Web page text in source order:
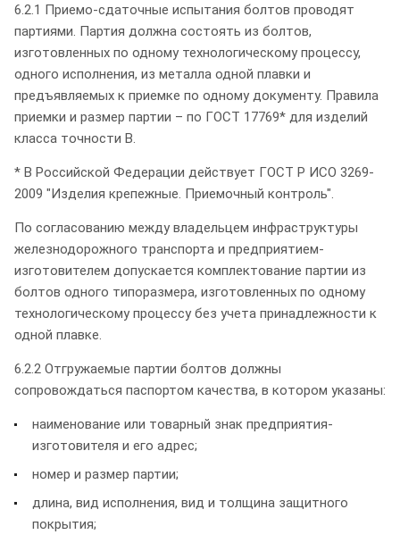
6.2.1 Приемо-сдаточные испытания болтов проводят
партиями. Партия должна состоять из болтов,
изготовленных по одному технологическому процессу,
одного исполнения, из металла одной плавки и
предъявляемых к приемке по одному документу. Правила
приемки и размер партии – по ГОСТ 17769* для изделий
класса точности В.
* В Российской Федерации действует ГОСТ Р ИСО 3269-
2009 "Изделия крепежные. Приемочный контроль".
По согласованию между владельцем инфраструктуры
железнодорожного транспорта и предприятием-
изготовителем допускается комплектование партии из
болтов одного типоразмера, изготовленных по одному
технологическому процессу без учета принадлежности к
одной плавке.
6.2.2 Отгружаемые партии болтов должны
сопровождаться паспортом качества, в котором указаны:
наименование или товарный знак предприятия-
изготовителя и его адрес;
номер и размер партии;
длина, вид исполнения, вид и толщина защитного
покрытия;